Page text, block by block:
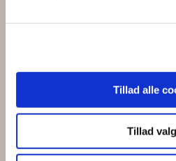
Tillad alle
Tillad
Familier
Boudoir/Model